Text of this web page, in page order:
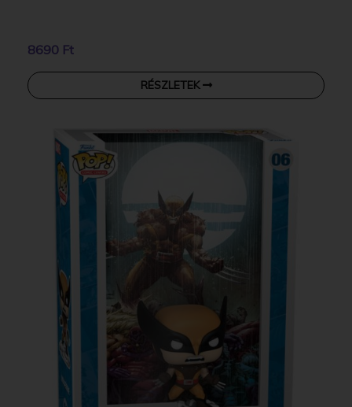
8690 Ft
RÉSZLETEK